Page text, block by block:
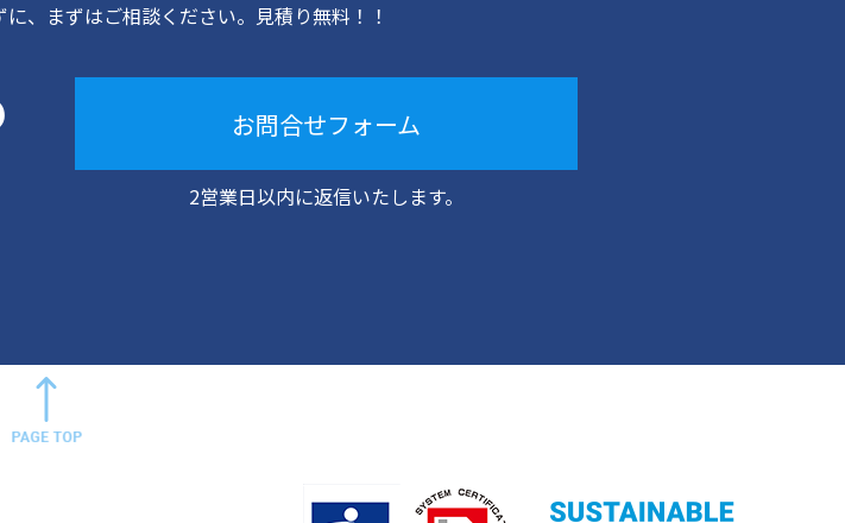
、まずはご相談ください。見積り無料！！
お問合せフォーム
2営業日以内に返信いたします。